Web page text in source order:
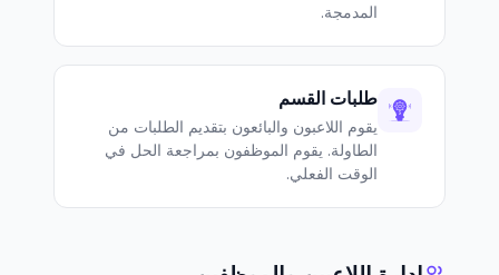
المدمجة.
طلبات القسم
يقوم اللاعبون والبائعون بتقديم الطلبات من
الطاولة. يقوم الموظفون بمراجعة الحل في
الوقت الفعلي.